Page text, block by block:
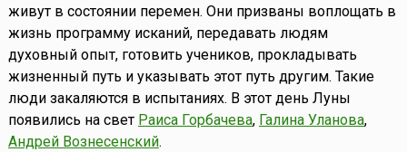
живут в состоянии перемен. Они призваны воплощать в
жизнь программу исканий, передавать людям
духовный опыт, готовить учеников, прокладывать
жизненный путь и указывать этот путь другим. Такие
люди закаляются в испытаниях. В этот день Луны
появились на свет Раиса Горбачева, Галина Уланова,
Андрей Вознесенский.